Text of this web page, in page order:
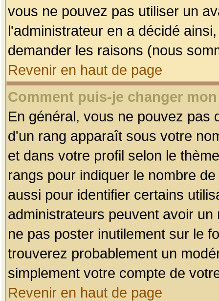
vous ne pouvez pas utiliser un
l'administrateur en a décidé
demander les raisons (nous
Revenir en haut de page
Comment puis-je changer
En général, vous ne pouvez pas
d'un rang apparaît sous votre
et dans votre profil selon le
rangs pour indiquer le nombre
aussi pour identifier certains
administrateurs peuvent avoir
ne pas poster inutilement sur le
trouverez probablement un
simplement votre compte de
Revenir en haut de page